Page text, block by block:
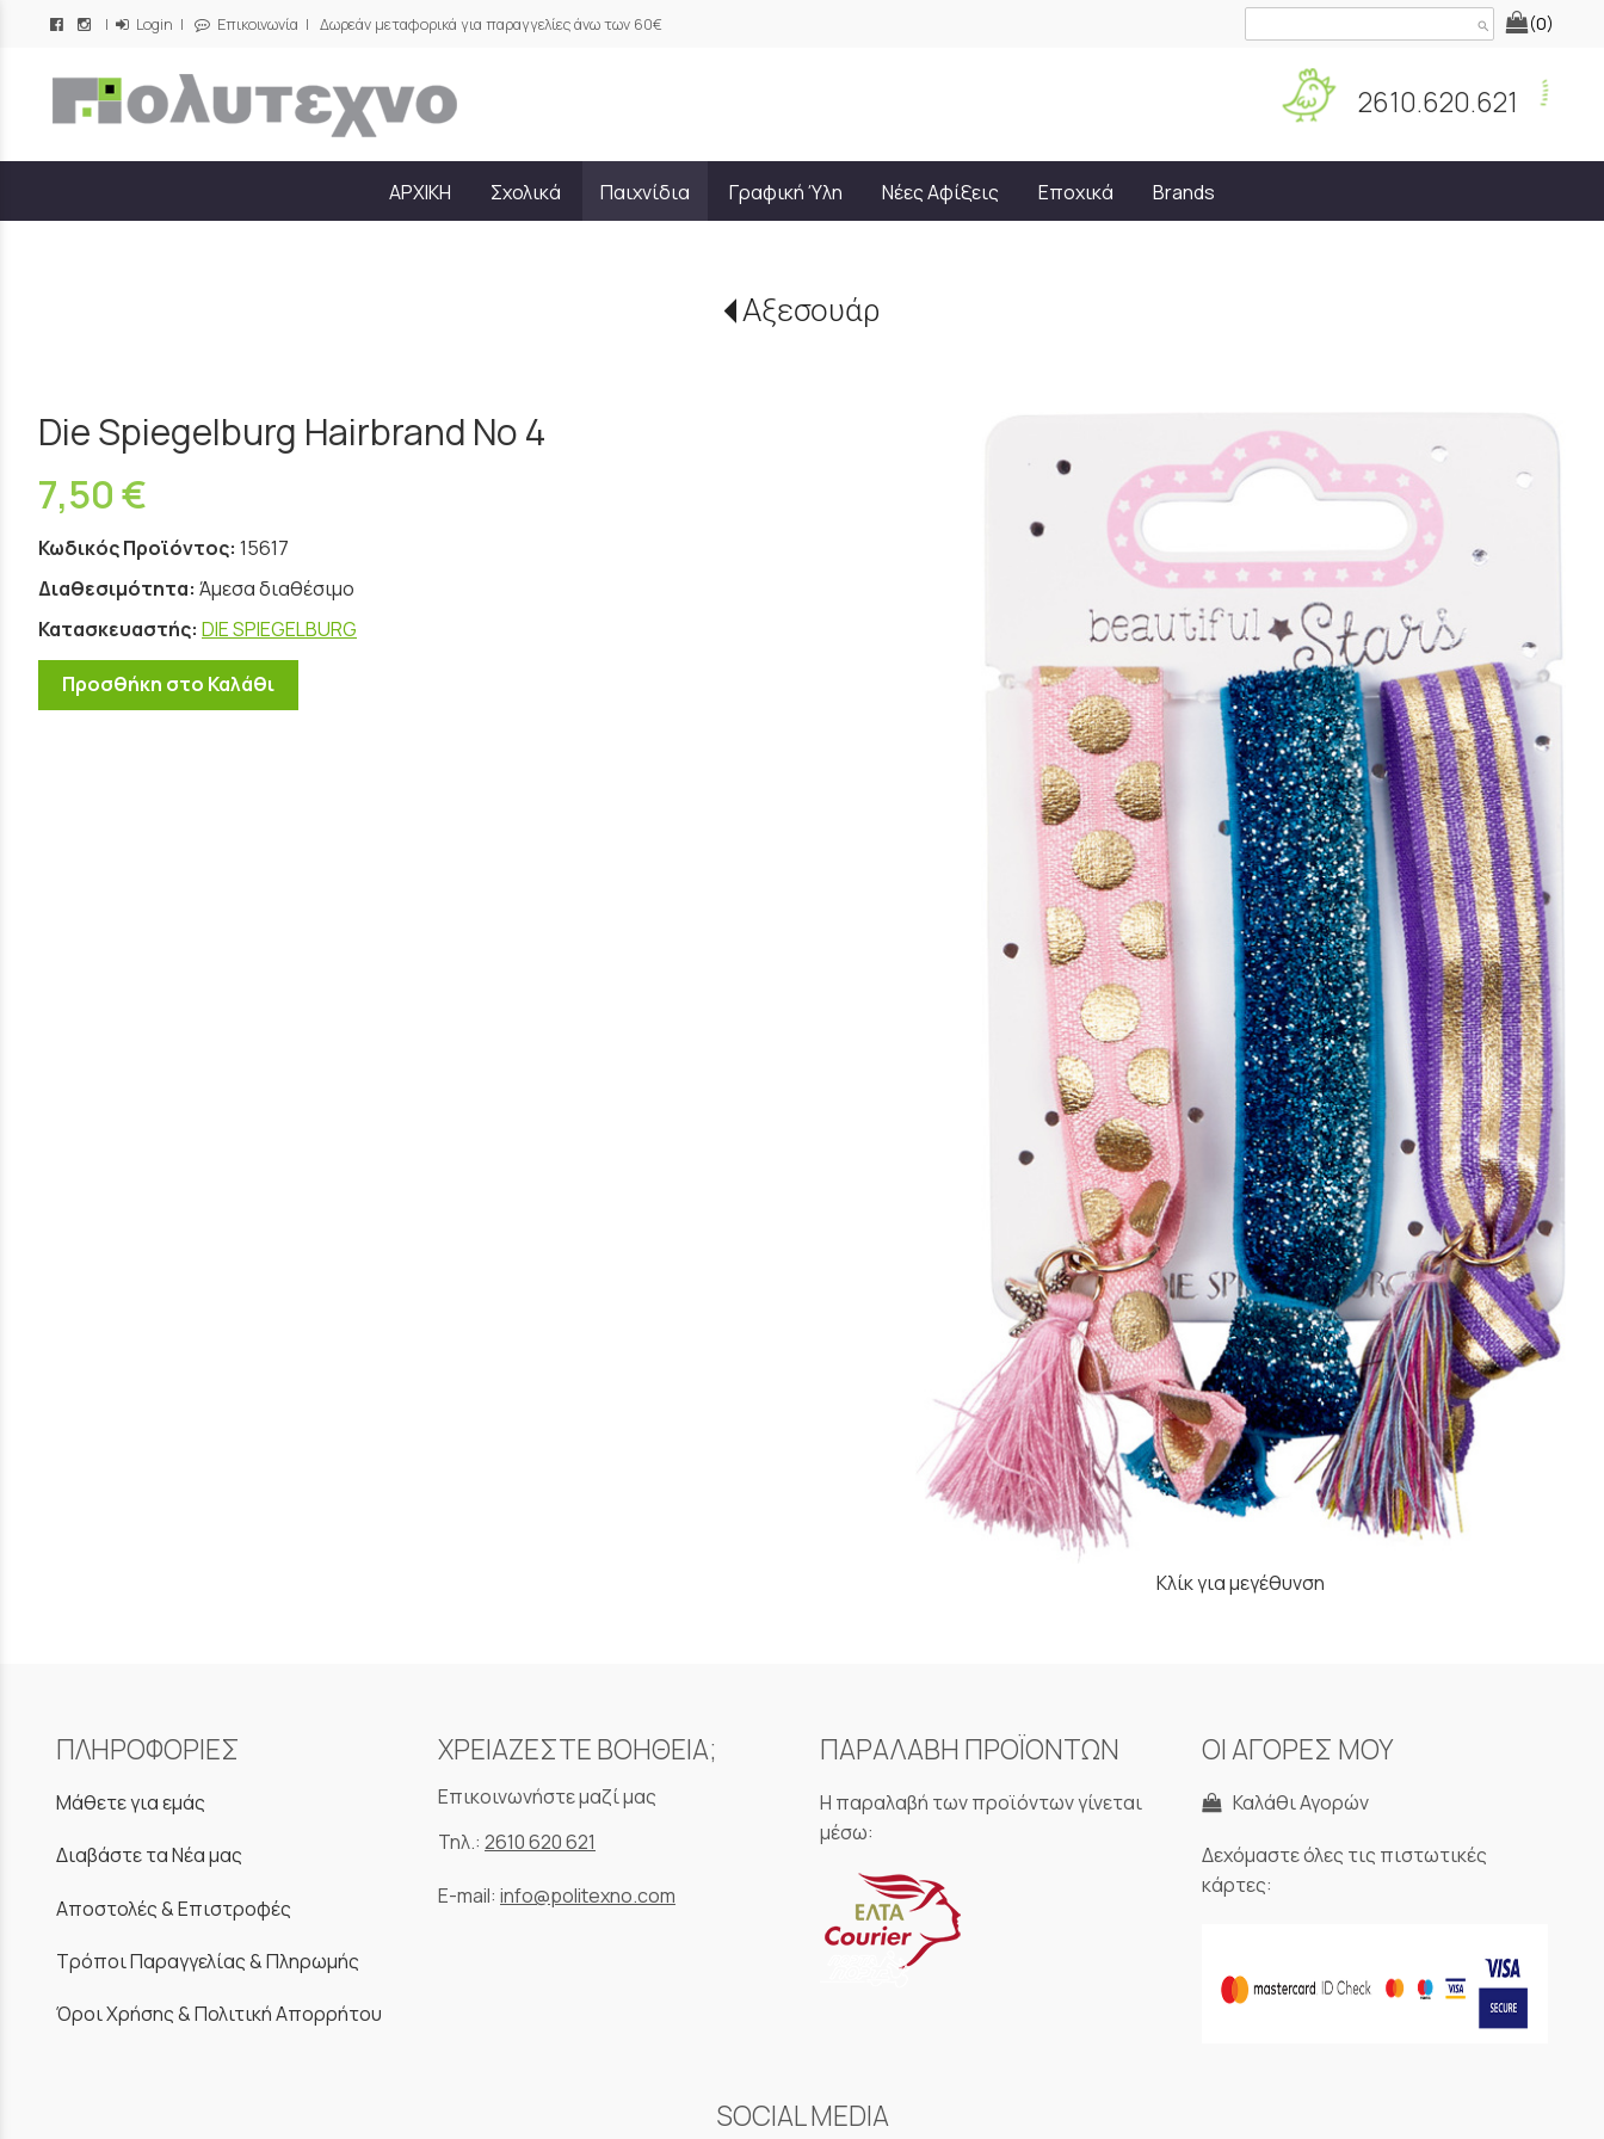
| Login | Επικοινωνία | Δωρεάν μεταφορικά για παραγγελίες άνω των 60€ (0)
search
2610.620.621
/
ΑΡΧΙΚΗ Σχολικά Παιχνίδια Γραφική Ύλη Νέες Αφίξεις Εποχικά Brands
Αξεσουάρ
Κλίκ για μεγέθυνση
Die Spiegelburg Hairbrand No 4
7,50 €
Κωδικός Προϊόντος: 15617
Διαθεσιμότητα: Άμεσα διαθέσιμο
Κατασκευαστής: DIE SPIEGELBURG
Προσθήκη στο Καλάθι
ΠΛΗΡΟΦΟΡΙΕΣ
Μάθετε για εμάς
Διαβάστε τα Νέα μας
Αποστολές & Επιστροφές
Τρόποι Παραγγελίας & Πληρωμής
Όροι Χρήσης & Πολιτική Απορρήτου
ΧΡΕΙΑΖΕΣΤΕ ΒΟΗΘΕΙΑ;
Επικοινωνήστε μαζί μας
Τηλ.: 2610 620 621
E-mail: info@politexno.com
ΠΑΡΑΛΑΒΗ ΠΡΟΪΟΝΤΩΝ
Η παραλαβή των προϊόντων γίνεται
μέσω:
ΟΙ ΑΓΟΡΕΣ ΜΟΥ
Καλάθι Αγορών
Δεχόμαστε όλες τις πιστωτικές
κάρτες:
SOCIAL MEDIA